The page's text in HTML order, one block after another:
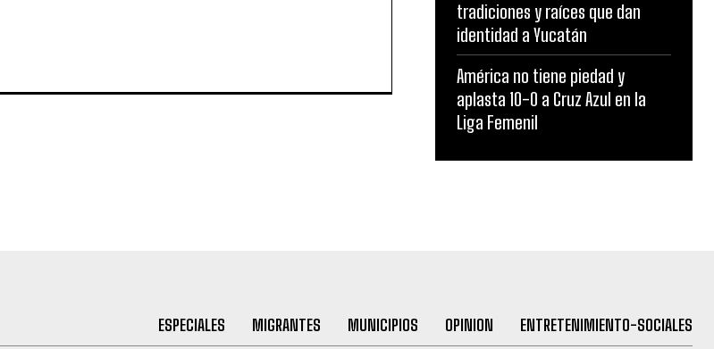
tradiciones y raíces que dan
identidad a Yucatán
América no tiene piedad y
aplasta 10-0 a Cruz Azul en la
Liga Femenil
ESPECIALES MIGRANTES MUNICIPIOS OPINION ENTRETENIMIENTO-SOCIALES